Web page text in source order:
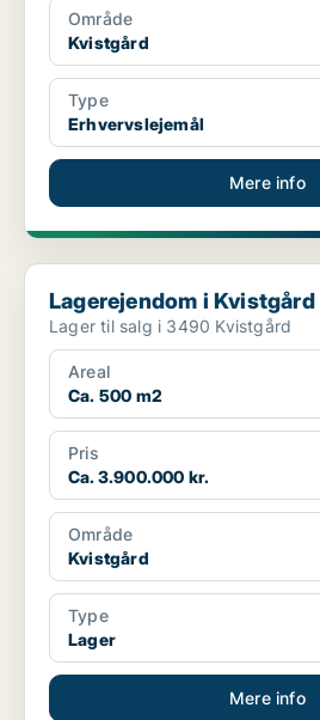
Område
Kvistgård
Type
Erhvervslejemål
Mere info
Lagerejendom i Kvistgård
Lagerejendom i Kvistgård
Lager til salg i 3490 Kvistgård
Areal
Ca. 500 m2
Pris
Ca. 3.900.000 kr.
Område
Kvistgård
Type
Lager
Mere info